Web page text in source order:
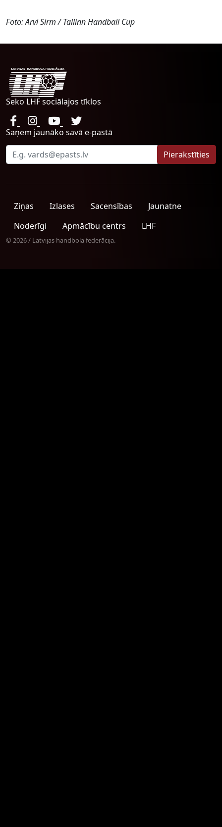
Foto: Arvi Sirm / Tallinn Handball Cup
Seko LHF sociālajos tīklos
Saņem jaunāko savā e-pastā
Ziņas Izlases Sacensības
Jaunatne
Noderīgi
Apmācību centrs LHF
© 2026 / Latvijas handbola federācija.